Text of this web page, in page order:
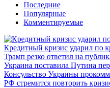
Последние
Популярные
Комментируемые
Кредитный кризис ударил по
Трамп резко ответил на
Украина поставила Путина
Консульство Украины
РФ стремится повторить